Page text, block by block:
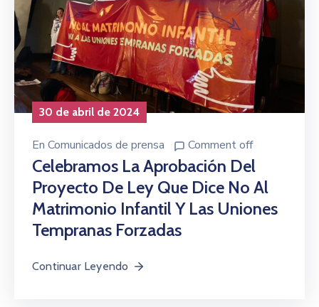
30 de abril de 2024
En Comunicados de prensa Comment off
Celebramos La Aprobación Del
Proyecto De Ley Que Dice No Al
Matrimonio Infantil Y Las Uniones
Tempranas Forzadas
Continuar Leyendo